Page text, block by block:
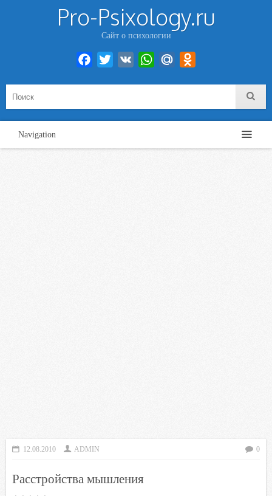
Pro-Psixology.ru
Сайт о психологии
Facebook
Twitter VK WhatsAppMail.Ru
Navigation
12.08.2010 ADMIN 0
Расстройства мышления